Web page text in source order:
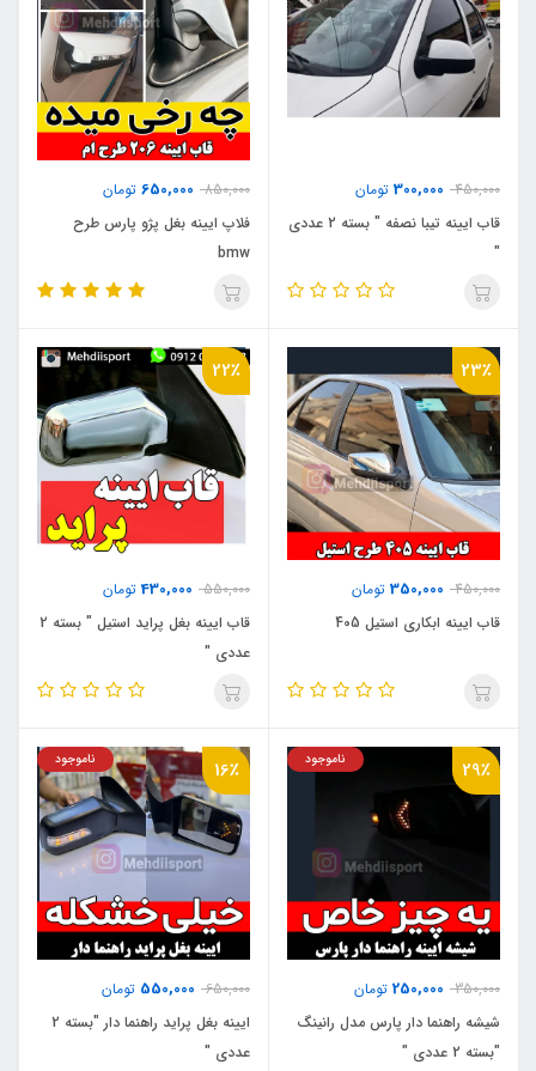
450,000
300,000 تومان
قاب ایینه تیبا نصفه " بسته 2 عددی
"
850,000
650,000 تومان
فلاپ ایینه بغل پژو پارس طرح
bmw
23٪
450,000
350,000 تومان
قاب ایینه ابکاری استیل 405
22٪
550,000
430,000تومان
قاب ایینه بغل پراید استیل " بسته 2
عددی "
29٪
350,000
250,000 تومان
ناموجود
شیشه راهنما دار پارس مدل رانینگ
"بسته 2 عددی "
16٪
650,000
550,000 تومان
ناموجود
ایینه بغل پراید راهنما دار "بسته 2
عددی "